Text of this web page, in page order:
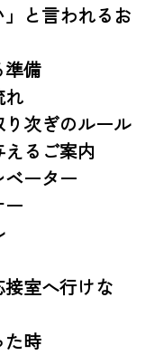
と言われるお
準備
れ
次ぎのルール
るご案内
ーター
ー
室へ行けな
時